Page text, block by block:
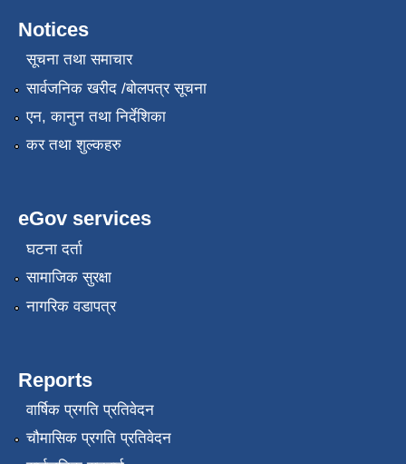
Notices
सूचना तथा समाचार
सार्वजनिक खरीद /बोलपत्र सूचना
एन, कानुन तथा निर्देशिका
कर तथा शुल्कहरु
eGov services
घटना दर्ता
सामाजिक सुरक्षा
नागरिक वडापत्र
Reports
वार्षिक प्रगति प्रतिवेदन
चौमासिक प्रगति प्रतिवेदन